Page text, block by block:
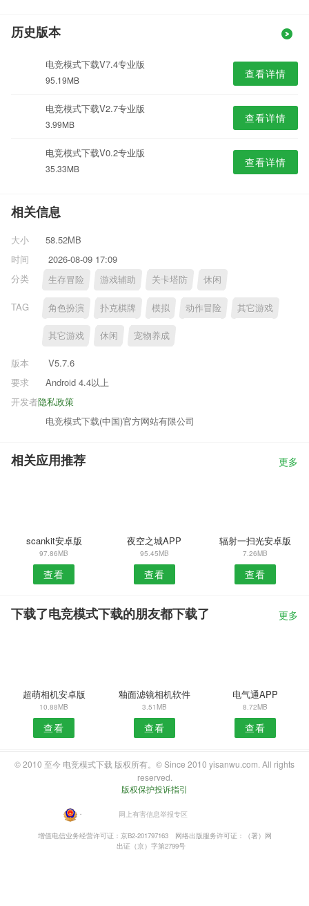
历史版本
电竞模式下载V7.4专业版
95.19MB 查看详情
电竞模式下载V2.7专业版
3.99MB 查看详情
电竞模式下载V0.2专业版
35.33MB 查看详情
相关信息
大小
58.52MB
时间
2026-08-09 17:09
分类
生存冒险 游戏辅助 关卡塔防 休闲
TAG 角色扮演 扑克棋牌 模拟 动作冒险 其它游戏
其它游戏 休闲 宠物养成
版本
V5.7.6
要求
Android 4.4以上
隐私政策
开发者
电竞模式下载(中国)官方网站有限公司
相关应用推荐 更多
scankit安卓版
97.86MB
查看
夜空之城APP
95.45MB
查看
辐射一扫光安卓版
7.26MB
查看
下载了电竞模式下载的朋友都下载了 更多
超萌相机安卓版
10.88MB
查看
釉面滤镜相机软件
3.51MB
查看
电气通APP
8.72MB
查看
© 2010 至今 电竞模式下载 版权所有。© Since 2010 yisanwu.com. All rights
reserved.
版权保护投诉指引
・ 网上有害信息举报专区
增值电信业务经营许可证：京B2-201797163
网络出版服务许可证：（署）网
出证（京）字第2799号